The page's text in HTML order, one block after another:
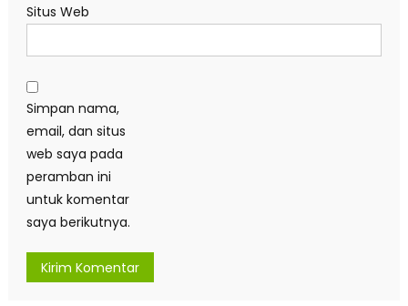
Situs Web
Simpan nama,
email, dan situs
web saya pada
peramban ini
untuk komentar
saya berikutnya.